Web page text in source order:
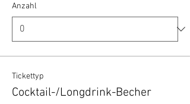
Anzahl
Tickettyp
Cocktail-/Longdrink-Becher